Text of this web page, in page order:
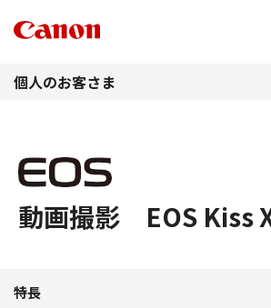
個人のお客さま
動画撮影 EOS Kiss
特長